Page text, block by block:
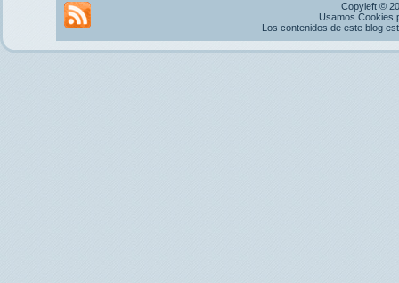
Copyleft ©
Usamos Cookies
Los contenidos de este blog